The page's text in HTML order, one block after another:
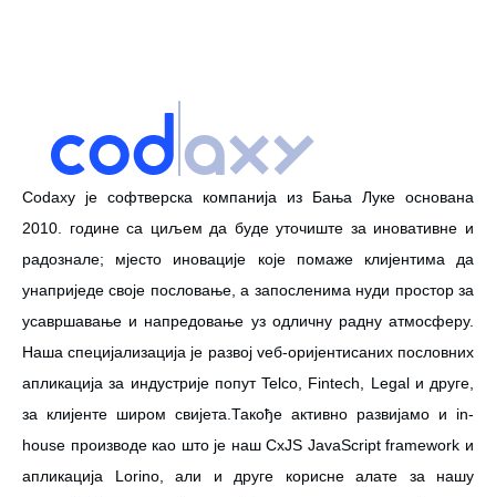
Codaxy је софтверска компанија из Бања Луке основана
2010. године са циљем да буде уточиште за иновативне и
радознале; мјесто иновације које помаже клијентима да
унаприједе своје пословање, а запосленима нуди простор за
усавршавање и напредовање уз одличну радну атмосферу.
Наша специјализација је развој vеб-оријентисаних пословних
апликација за индустрије попут Telco, Fintech, Legal и друге,
за клијенте широм свијета.Такође активно развијамо и in-
house производе као што је наш CxJS JavaScript framework и
апликација Lorino, али и друге корисне алате за нашу